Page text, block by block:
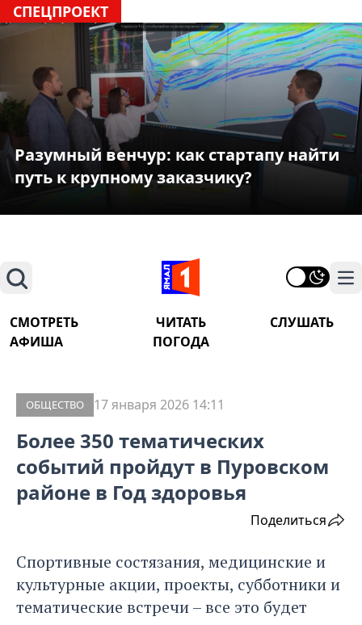
СПЕЦПРОЕКТ
Разумный венчур: как стартапу найти
путь к крупному заказчику?
Поиск
СМОТРЕТЬ ЧИТАТЬ
СЛУШАТЬ
АФИША
ПОГОДА
ОБЩЕСТВО 17 января 2026 14:11
Более 350 тематических
событий пройдут в Пуровском
районе в Год здоровья
Поделиться
Спортивные состязания, медицинские и
культурные акции, проекты, субботники и
тематические встречи – все это будет